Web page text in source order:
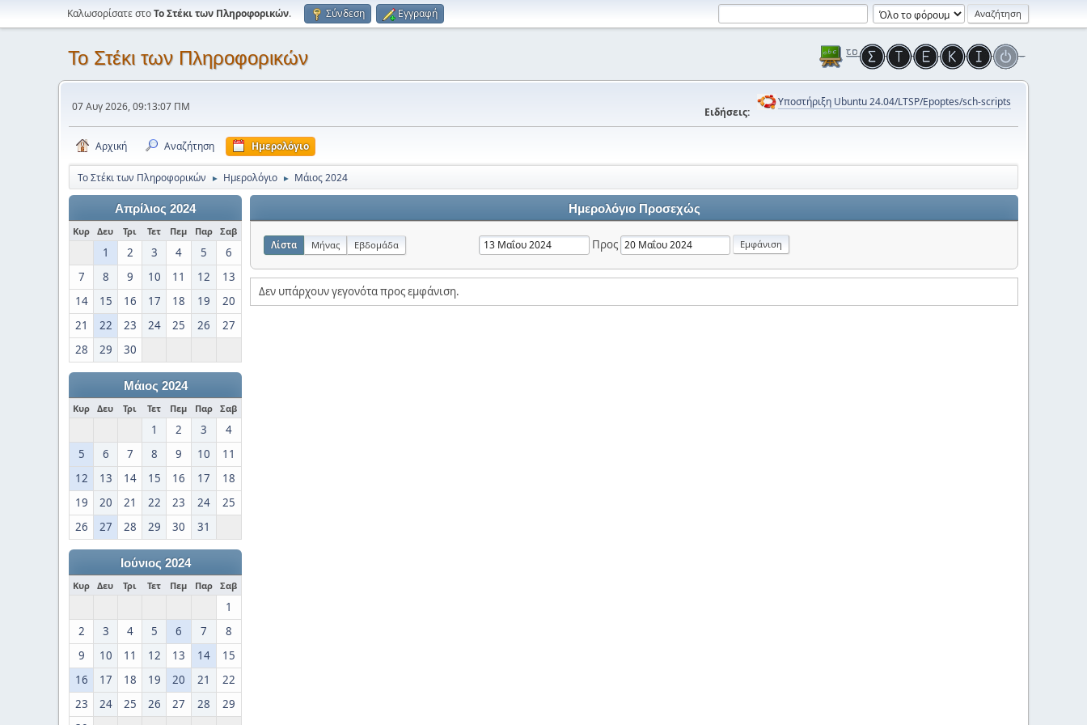
Καλωσορίσατε στοΤο Στέκι των Πληροφορικών. Σύνδεση Εγγραφή
Το Στέκι των Πληροφορικών
07 Αυγ 2026, 09:13:07 ΠΜ Ειδήσεις:
Υποστήριξη Ubuntu 24.04/LTSP/Epoptes/sch-scripts
Αρχική Αναζήτηση Ημερολόγιο
Το Στέκι των Πληροφορικών ► Ημερολόγιο ► Μάιος 2024
Απρίλιος 2024
Κυρ Δευ Τρι Τετ Πεμ Παρ Σαβ
1 2 3 4 5
6
7
8 9 10 11 12
13
14
15 16 17 18 19
20
21
22 23 24 25 26
27
28
29 30
Μάιος 2024
Κυρ Δευ Τρι Τετ Πεμ Παρ Σαβ
1 2 3
4
5
6 7 8 9 10
11
12
13 14 15 16 17
18
19
20 21 22 23 24
25
26
27 28 29 30 31
Ιούνιος 2024
Κυρ Δευ Τρι Τετ Πεμ Παρ Σαβ
1
2
3 4 5 6 7
8
9
10 11 12 13 14
15
16
17 18 19 20 21
22
23
24 25 26 27 28
29
Ημερολόγιο Προσεχώς
Λίστα Μήνας Εβδομάδα Προς
Δεν υπάρχουν γεγονότα προς εμφάνιση.